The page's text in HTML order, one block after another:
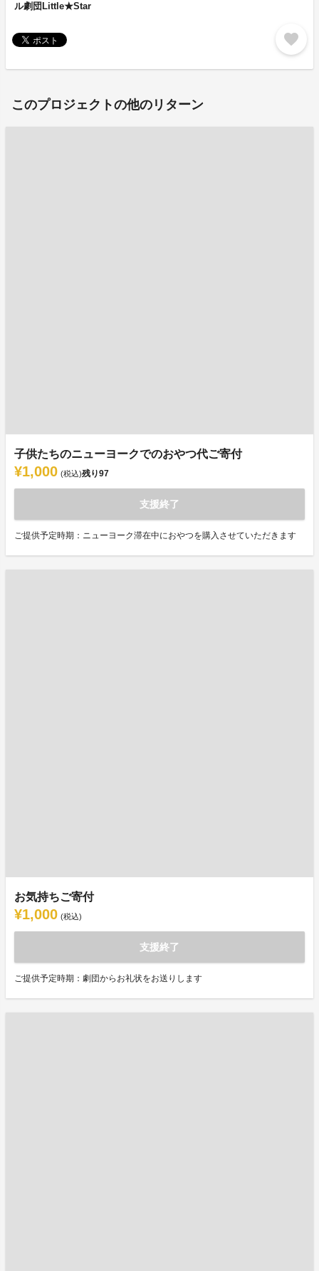
ル劇団Little★Star
favorite
このプロジェクトの他のリターン
子供たちのニューヨークでのおやつ代ご寄付
¥1,000 (税込)残り97
支援終了
ご提供予定時期：ニューヨーク滞在中におやつを購入させていただきます
お気持ちご寄付
¥1,000 (税込)
支援終了
ご提供予定時期：劇団からお礼状をお送りします